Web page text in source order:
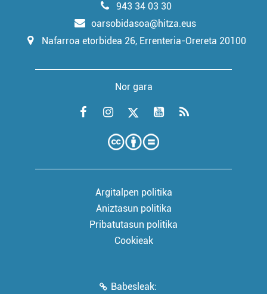
943 34 03 30
oarsobidasoa@hitza.eus
Nafarroa etorbidea 26, Errenteria-Orereta 20100
Nor gara
Argitalpen politika
Aniztasun politika
Pribatutasun politika
Cookieak
Babesleak: